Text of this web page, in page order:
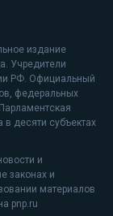
издание
Учредители
РФ. Официальный
федеральных
в десяти субъектах
и
законах и
материалов
pnp.ru